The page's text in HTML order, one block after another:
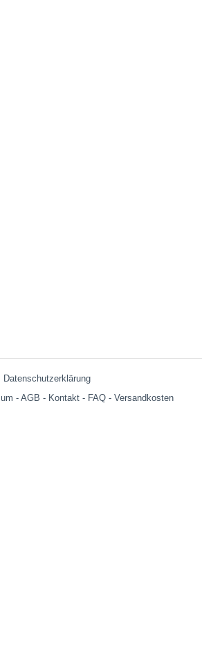
Datenschutzerklärung
- AGB - Kontakt- FAQ- Versandkosten